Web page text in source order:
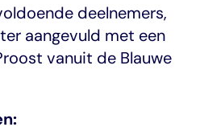
deelnemers,
aangevuld met een
vanuit de Blauwe